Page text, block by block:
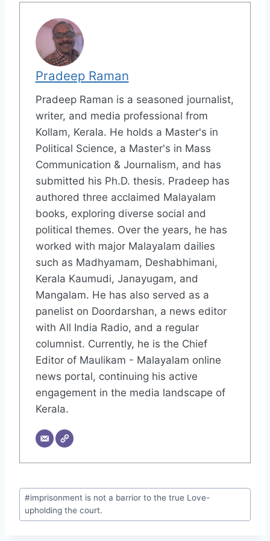
Pradeep Raman
Pradeep Raman is a seasoned journalist,
writer, and media professional from
Kollam, Kerala. He holds a Master's in
Political Science, a Master's in Mass
Communication & Journalism, and has
submitted his Ph.D. thesis. Pradeep has
authored three acclaimed Malayalam
books, exploring diverse social and
political themes. Over the years, he has
worked with major Malayalam dailies
such as Madhyamam, Deshabhimani,
Kerala Kaumudi, Janayugam, and
Mangalam. He has also served as a
panelist on Doordarshan, a news editor
with All India Radio, and a regular
columnist. Currently, he is the Chief
Editor of Maulikam - Malayalam online
news portal, continuing his active
engagement in the media landscape of
Kerala.
#imprisonment is not a barrior to the true Love-
upholding the court.